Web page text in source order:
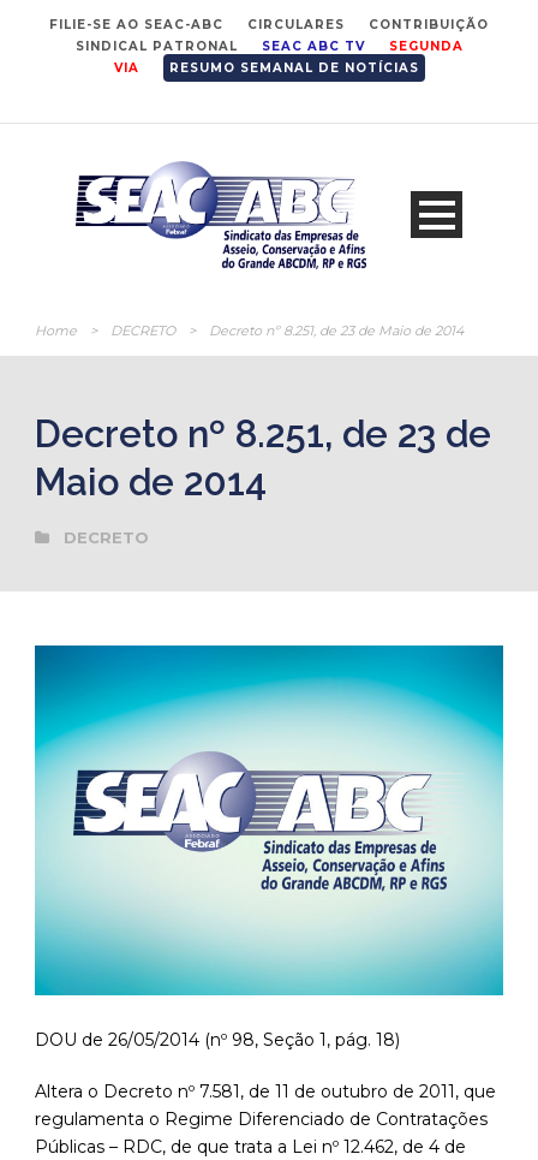
FILIE-SE AO SEAC-ABC CIRCULARES
CONTRIBUIÇÃO
SINDICAL PATRONAL
SEAC ABC TV
SEGUNDA
VIA
RESUMO SEMANAL DE NOTÍCIAS
Home > DECRETO > Decreto nº 8.251, de 23 de Maio de 2014
Decreto nº 8.251, de 23 de
Maio de 2014
DECRETO
DOU de 26/05/2014 (nº 98, Seção 1, pág. 18)
Altera o Decreto nº 7.581, de 11 de outubro de 2011, que
regulamenta o Regime Diferenciado de Contratações
Públicas – RDC, de que trata a Lei nº 12.462, de 4 de